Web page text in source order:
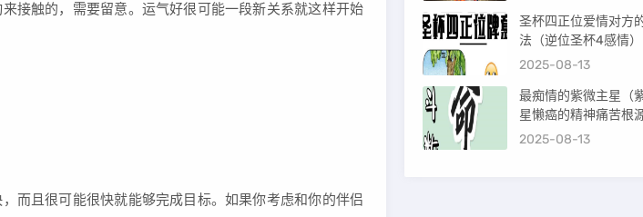
接触的，需要留意。运气好很可能一段新关系就这样开始
而且很可能很快就能够完成目标。如果你考虑和你的伴侣
圣杯四正位爱情对方
法（逆位圣杯4感情）
2025-08-13
最痴情的紫微主星（
星懒癌的精神痛苦根
2025-08-13